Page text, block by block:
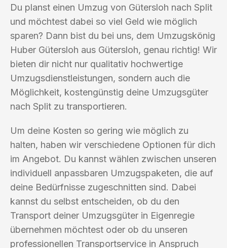
Du planst einen Umzug von Gütersloh nach Split
und möchtest dabei so viel Geld wie möglich
sparen? Dann bist du bei uns, dem Umzugskönig
Huber Gütersloh aus Gütersloh, genau richtig! Wir
bieten dir nicht nur qualitativ hochwertige
Umzugsdienstleistungen, sondern auch die
Möglichkeit, kostengünstig deine Umzugsgüter
nach Split zu transportieren.
Um deine Kosten so gering wie möglich zu
halten, haben wir verschiedene Optionen für dich
im Angebot. Du kannst wählen zwischen unseren
individuell anpassbaren Umzugspaketen, die auf
deine Bedürfnisse zugeschnitten sind. Dabei
kannst du selbst entscheiden, ob du den
Transport deiner Umzugsgüter in Eigenregie
übernehmen möchtest oder ob du unseren
professionellen Transportservice in Anspruch